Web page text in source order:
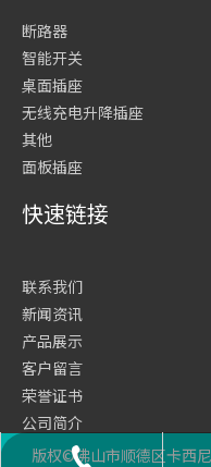
断路器
智能开关
桌面插座
无线充电升降插座
其他
面板插座
快速链接
联系我们
新闻资讯
产品展示
客户留言
荣誉证书
公司简介
网站首页
版权©佛山市顺德区卡西